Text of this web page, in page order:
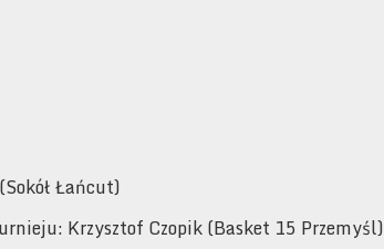
Łańcut)
Krzysztof Czopik (Basket 15 Przemyśl)